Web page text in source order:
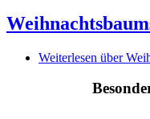
Weiterlesen über